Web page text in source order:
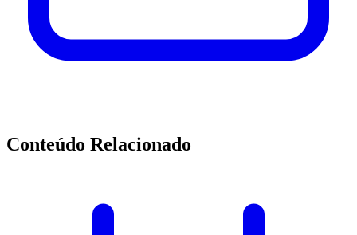
Conteúdo Relacionado